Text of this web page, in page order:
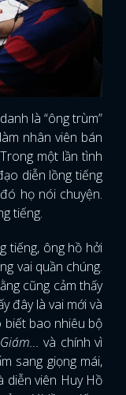
là “ông trùm”
nhân viên bán
một lần tình
diễn lồng tiếng
họ nói chuyện.
tiếng.
tiếng, ông hồ hởi
vai quần chúng.
cũng cảm thấy
đây là vai mới và
biết bao nhiêu bộ
và chính vì
sang giọng mái,
diễn viên Huy Hồ